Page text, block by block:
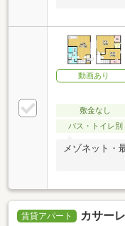
動画あり
敷金なし
バス・トイレ別
メゾネット・
賃貸アパート カサー